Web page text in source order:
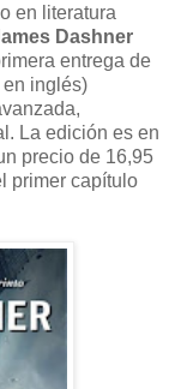
en literatura
Dashner
entrega de
inglés)
La edición es en
precio de 16,95
primer capítulo